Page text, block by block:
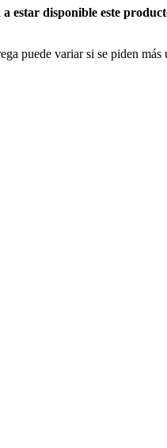
estar disponible este
puede variar si se piden más